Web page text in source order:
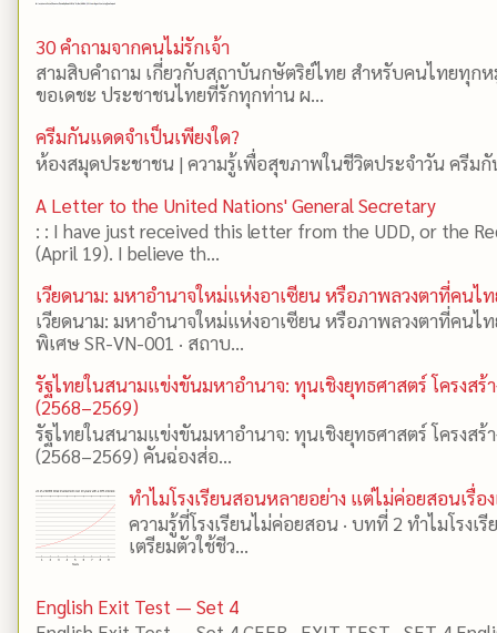
30 คำถามจากคนไม่รักเจ้า
สามสิบคำถาม เกี่ยวกับสถาบันกษัตริย์ไทย สำหรับคนไทยทุก
ขอเดชะ ประชาชนไทยที่รักทุกท่าน ผ...
ครีมกันแดดจำเป็นเพียงใด?
ห้องสมุดประชาชน | ความรู้เพื่อสุขภาพในชีวิตประจำวัน ครีมกั
A Letter to the United Nations' General Secretary
: : I have just received this letter from the UDD, or the
(April 19). I believe th...
เวียดนาม: มหาอำนาจใหม่แห่งอาเซียน หรือภาพลวงตาที่คน
เวียดนาม: มหาอำนาจใหม่แห่งอาเซียน หรือภาพลวงตาที่คน
พิเศษ SR-VN-001 · สถาบ...
รัฐไทยในสนามแข่งขันมหาอำนาจ: ทุนเชิงยุทธศาสตร์ โครง
(2568–2569)
รัฐไทยในสนามแข่งขันมหาอำนาจ: ทุนเชิงยุทธศาสตร์ โครง
(2568–2569) คันฉ่องส่อ...
ทำไมโรงเรียนสอนหลายอย่าง แต่ไม่ค่อยสอนเรื่อง
ความรู้ที่โรงเรียนไม่ค่อยสอน · บทที่ 2 ทำไมโรงเ
เตรียมตัวใช้ชีว...
English Exit Test — Set 4